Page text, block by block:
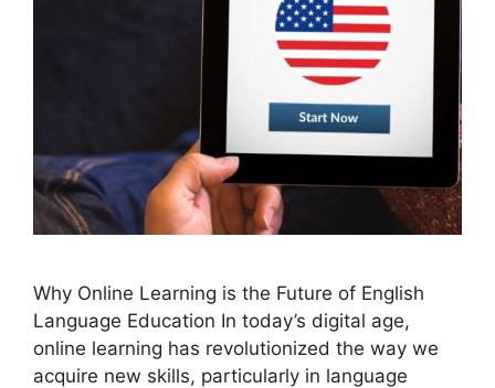
Why Online Learning is the Future of English
Language Education In today’s digital age,
online learning has revolutionized the way we
acquire new skills, particularly in language